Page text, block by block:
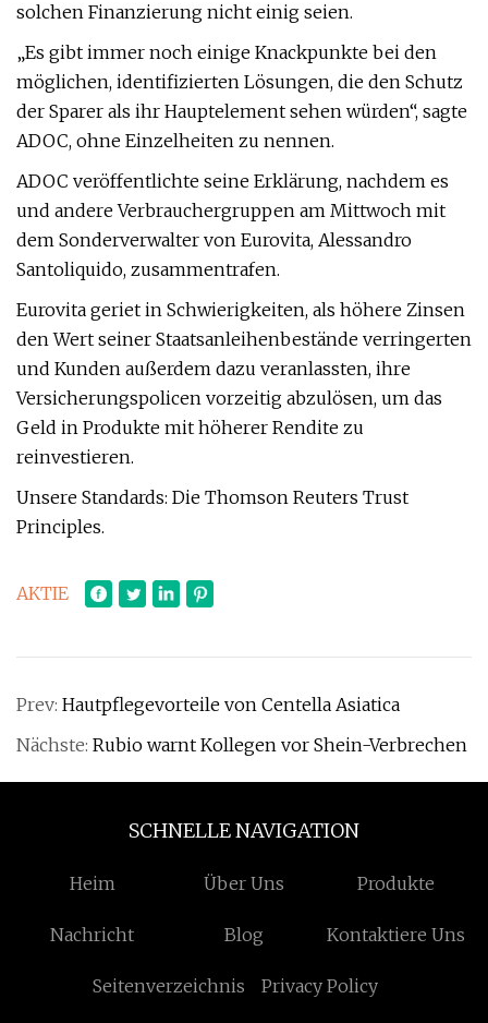
solchen Finanzierung nicht einig seien.
„Es gibt immer noch einige Knackpunkte bei den
möglichen, identifizierten Lösungen, die den Schutz
der Sparer als ihr Hauptelement sehen würden“, sagte
ADOC, ohne Einzelheiten zu nennen.
ADOC veröffentlichte seine Erklärung, nachdem es
und andere Verbrauchergruppen am Mittwoch mit
dem Sonderverwalter von Eurovita, Alessandro
Santoliquido, zusammentrafen.
Eurovita geriet in Schwierigkeiten, als höhere Zinsen
den Wert seiner Staatsanleihenbestände verringerten
und Kunden außerdem dazu veranlassten, ihre
Versicherungspolicen vorzeitig abzulösen, um das
Geld in Produkte mit höherer Rendite zu
reinvestieren.
Unsere Standards: Die Thomson Reuters Trust
Principles.
AKTIE
Prev: Hautpflegevorteile von Centella Asiatica
Nächste: Rubio warnt Kollegen vor Shein-Verbrechen
SCHNELLE NAVIGATION
Heim Über Uns Produkte
Nachricht Blog Kontaktiere Uns
Seitenverzeichnis Privacy Policy